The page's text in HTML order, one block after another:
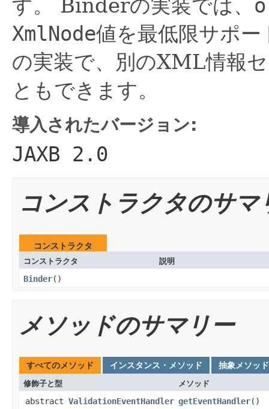
す。
Binderの実装では、
XmlNode値を最低限サポ
の実装で、別のXML情報
ともできます。
導入されたバージョン:
JAXB 2.0
コンストラクタのサマ
コンストラクタ
コンストラクタ 説明
Binder()
メソッドのサマリー
すべてのメソッド インスタンス・メソッド 抽象メソッド
修飾子と型 メソッド
abstract ValidationEventHandler getEventHandler()